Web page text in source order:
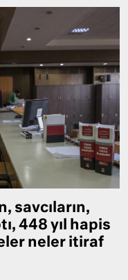
savcıların,
448 yıl hapis
neler itiraf